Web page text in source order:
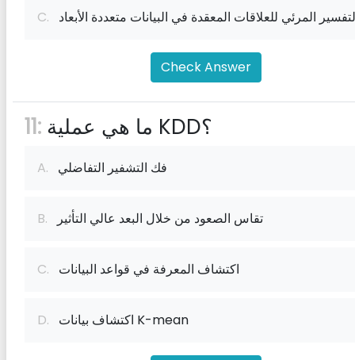
C. المرئي للعلاقات المعقدة في البيانات متعددة الأبعاد
Check Answer
11: ما هي عملية KDD؟
A. فك التشفير التفاضلي
B. تقاس الصعود من خلال البعد عالي التأثير
C. اكتشاف المعرفة في قواعد البيانات
D. اكتشاف بيانات K-mean